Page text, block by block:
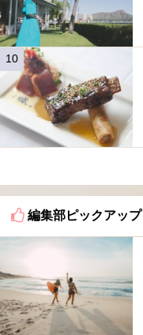
編集部ピックアップ